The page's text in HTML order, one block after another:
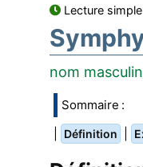
Lecture
nom
Sommaire :
Définition